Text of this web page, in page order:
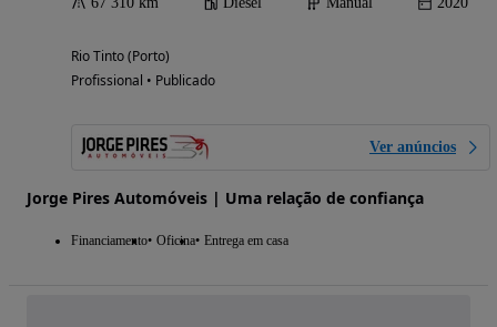
Rio Tinto (Porto)
Profissional • Publicado
Ver anúncios
Jorge Pires Automóveis | Uma relação de confiança
Financiamento Oficina Entrega em casa